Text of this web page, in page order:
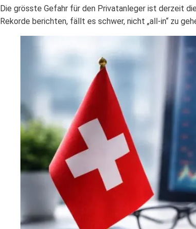
Die grösste Gefahr für den Privatanleger ist derzeit
Rekorde berichten, fällt es schwer, nicht „all-in“ zu